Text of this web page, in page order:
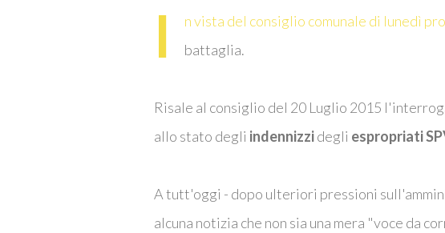
I
n vista del consiglio comunale di lunedì
battaglia.
Risale al consiglio del 20 Luglio 2015
allo stato degli indennizzidegli espropriati
A tutt'oggi - dopo ulteriori pressioni
alcuna notizia che non sia una mera "voce da